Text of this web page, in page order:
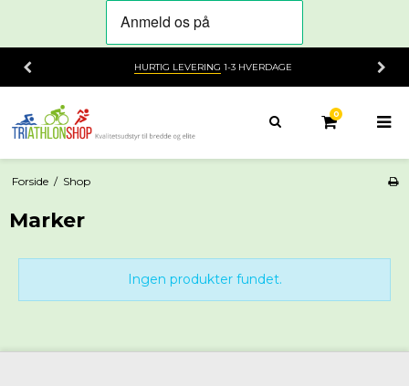
HURTIG LEVERING 1-3 HVERDAGE
0
Forside / Shop
Marker
Ingen produkter fundet.